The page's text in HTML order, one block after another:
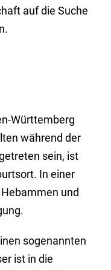
auf die Suche
Württemberg
während der
sein, ist
In einer
und
sogenannten
ist in die